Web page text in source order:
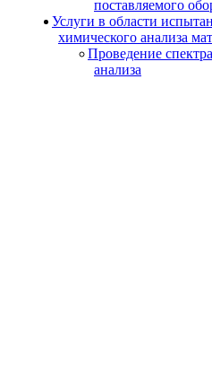
поставляемого
Услуги в области
химического анализа
Проведение
анализа